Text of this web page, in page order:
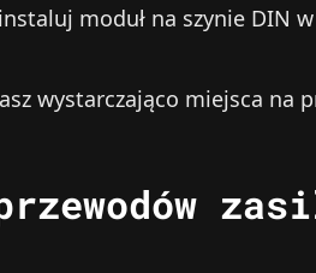
moduł na szynie DIN
wystarczająco miejsca na